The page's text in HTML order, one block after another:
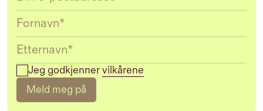
Jeg godkjennervilkårene
Meld meg på